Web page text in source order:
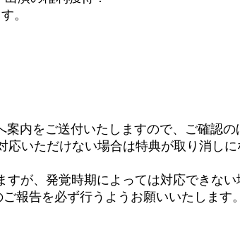
。
内をご送付いたしますので、ご確認の
いただけない場合は特典が取り消し
が、発覚時期によっては対応できない
報告を必ず行うようお願いいたします。